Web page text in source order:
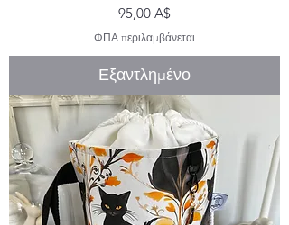
Τιμή
95,00 A$
ΦΠΑ περιλαμβάνεται
Εξαντλημένο